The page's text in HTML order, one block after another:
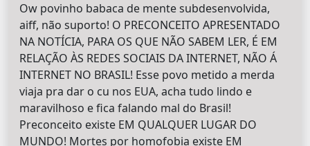
Ow povinho babaca de mente subdesenvolvida,
aiff, não suporto! O PRECONCEITO APRESENTADO
NA NOTÍCIA, PARA OS QUE NÃO SABEM LER, É EM
RELAÇÃO ÀS REDES SOCIAIS DA INTERNET, NÃO Á
INTERNET NO BRASIL! Esse povo metido a merda
viaja pra dar o cu nos EUA, acha tudo lindo e
maravilhoso e fica falando mal do Brasil!
Preconceito existe EM QUALQUER LUGAR DO
MUNDO! Mortes por homofobia existe EM